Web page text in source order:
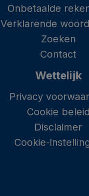
Onbetaalde
Verklarende
Zoeken
Contact
Wettelijk
Privacy
Cookie beleid
Disclaimer
Cookie-